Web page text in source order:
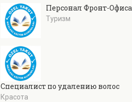
Персонал Фронт-Офиса
Туризм
Специалист по удалению волос
Красота